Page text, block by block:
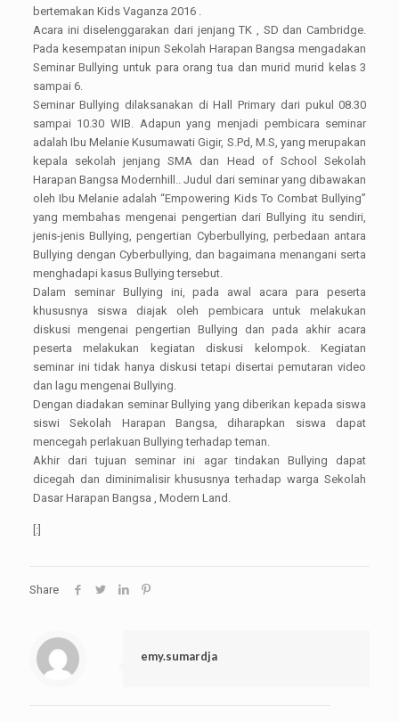
bertemakan Kids Vaganza 2016 .
Acara ini diselenggarakan dari jenjang TK , SD dan Cambridge.
Pada kesempatan inipun Sekolah Harapan Bangsa mengadakan
Seminar Bullying untuk para orang tua dan murid murid kelas 3
sampai 6.
Seminar Bullying dilaksanakan di Hall Primary dari pukul 08.30
sampai 10.30 WIB. Adapun yang menjadi pembicara seminar
adalah Ibu Melanie Kusumawati Gigir, S.Pd, M.S, yang merupakan
kepala sekolah jenjang SMA dan Head of School Sekolah
Harapan Bangsa Modernhill.. Judul dari seminar yang dibawakan
oleh Ibu Melanie adalah “Empowering Kids To Combat Bullying”
yang membahas mengenai pengertian dari Bullying itu sendiri,
jenis-jenis Bullying, pengertian Cyberbullying, perbedaan antara
Bullying dengan Cyberbullying, dan bagaimana menangani serta
menghadapi kasus Bullying tersebut.
Dalam seminar Bullying ini, pada awal acara para peserta
khususnya siswa diajak oleh pembicara untuk melakukan
diskusi mengenai pengertian Bullying dan pada akhir acara
peserta melakukan kegiatan diskusi kelompok. Kegiatan
seminar ini tidak hanya diskusi tetapi disertai pemutaran video
dan lagu mengenai Bullying.
Dengan diadakan seminar Bullying yang diberikan kepada siswa
siswi Sekolah Harapan Bangsa, diharapkan siswa dapat
mencegah perlakuan Bullying terhadap teman.
Akhir dari tujuan seminar ini agar tindakan Bullying dapat
dicegah dan diminimalisir khususnya terhadap warga Sekolah
Dasar Harapan Bangsa , Modern Land.
[:]
Share
emy.sumardja